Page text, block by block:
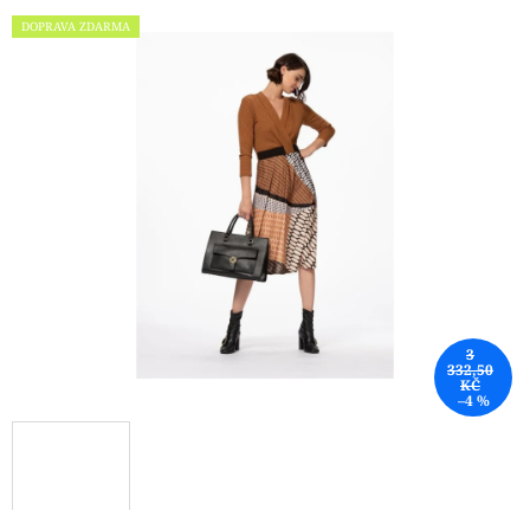
produktu
DOPRAVA ZDARMA
3
332,50
KČ
–4 %